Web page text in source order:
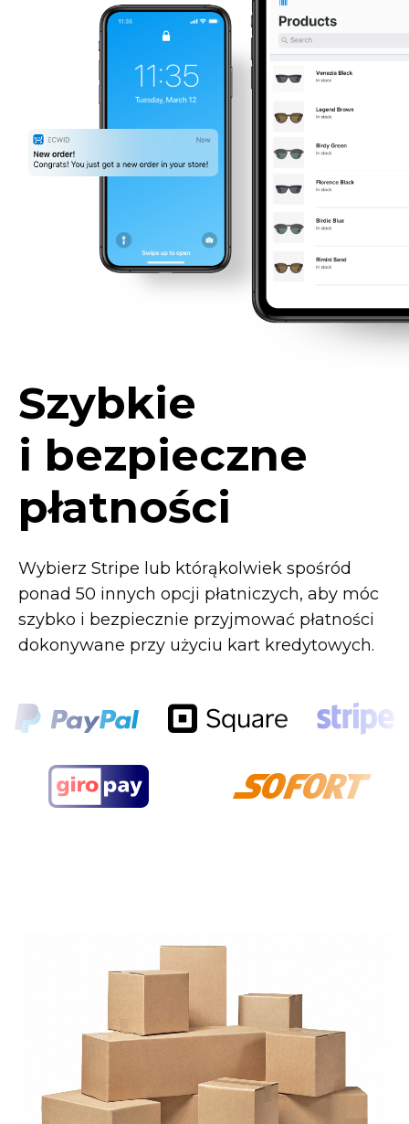
Szybkie
i bezpieczne
płatności
Wybierz Stripe lub którąkolwiek spośród
ponad 50 innych opcji płatniczych, aby móc
szybko i bezpiecznie przyjmować płatności
dokonywane przy użyciu kart kredytowych.